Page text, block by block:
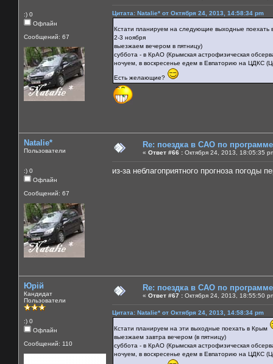
:) 0
Офлайн
Сообщений: 67
Цитата: Natalie* от Октября 24, 2013, 14:58:34 pm
Кстати планируем на следующие выходные
2-3 ноября
выезжаем вечером в пятницу)
суббота - в КрАО (Крымская астрофизическая
ночуем, в воскресенье едем в Евпаторию на ЦДКС
Есть желающие?
Natalie*
Пользователи
:) 0
Офлайн
Сообщений: 67
Re: поездка в САО по
« Ответ #66 : Октября 24, 2013, 18:05:35
из-за неблагоприятного прогноза погоды
Юрій
Кандидат
Пользователи
:) 0
Офлайн
Сообщений: 110
Re: поездка в САО по
« Ответ #67 : Октября 24, 2013, 18:55:50
Цитата: Natalie* от Октября 24, 2013, 14:58:34 pm
Кстати планируем на эти выходные поехать в Крым
выезжаем завтра вечером (в пятницу)
суббота - в КрАО (Крымская астрофизическая
ночуем, в воскресенье едем в Евпаторию на ЦДКС